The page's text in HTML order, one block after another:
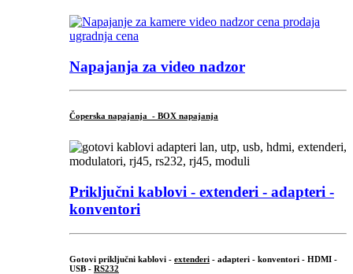
Napajanja za video nadzor
Čoperska napajanja - BOX napajanja
Priključni kablovi - extenderi - adapteri -
konventori
Gotovi priključni kablovi - extenderi - adapteri - konventori - HDMI -
USB - RS232